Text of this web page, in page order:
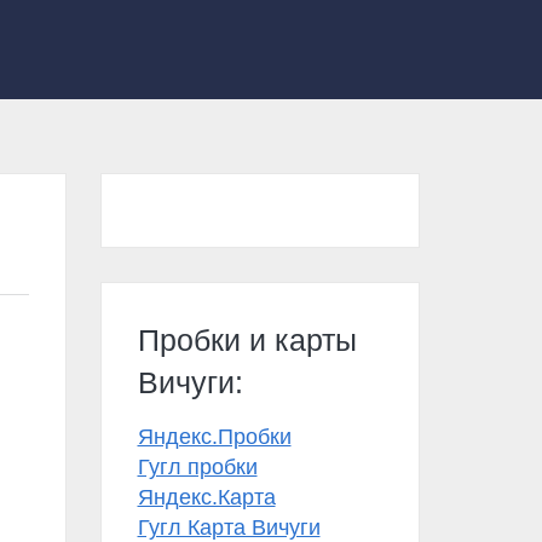
Пробки и карты
Вичуги:
Яндекс.Пробки
Гугл пробки
Яндекс.Карта
Гугл Карта Вичуги